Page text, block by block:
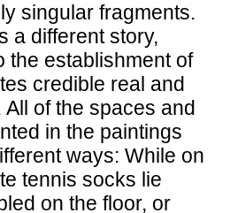
singular fragments.
a different story,
the establishment of
credible real and
of the spaces and
in the paintings
ways: While on
tennis socks lie
on the floor, or